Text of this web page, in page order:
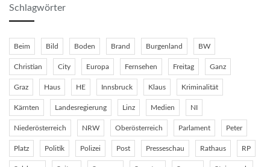
Schlagwörter
Beim Bild Boden Brand Burgenland BW
Christian City Europa Fernsehen Freitag Ganz
Graz Haus HE Innsbruck Klaus Kriminalität
Kärnten Landesregierung Linz Medien NI
Niederösterreich NRW Oberösterreich Parlament Peter
Platz Politik Polizei Post Presseschau Rathaus RP